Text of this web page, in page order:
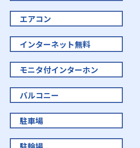
エアコン
インターネット無料
モニタ付インターホン
バルコニー
駐車場